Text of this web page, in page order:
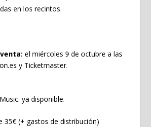
en los recintos.
el miércoles 9 de octubre a las
y Ticketmaster.
ya disponible.
35€ (+ gastos de distribución)